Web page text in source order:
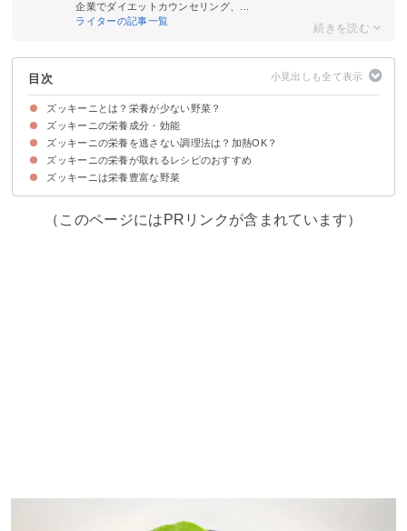
企業でダイエットカウンセリング、...
ライターの記事一覧
目次
ズッキーニとは？栄養が少ない野菜？
かぼちゃの仲間の野菜
水分は多いが栄養素はしっかり含まれている
ズッキーニの栄養成分・効能
①カリウム
②ビタミンC
③β-カロテン
④ビタミンB2
⑤食物繊維
⑥カルシウム
⑦葉酸
ズッキーニの栄養を逃さない調理法は？加熱OK？
油で揚げる・炒める
煮込み調理
ズッキーニをそのまま生で食べてもOK
ズッキーニの栄養が取れるレシピのおすすめ
①ズッキーニのフライ
②ズッキーニ入りキーマカレー
③ズッキーニのマヨネーズ塩こうじ炒め
④ズッキーニのアヒージョ
ズッキーニは栄養豊富な野菜
（このページにはPRリンクが含まれています）